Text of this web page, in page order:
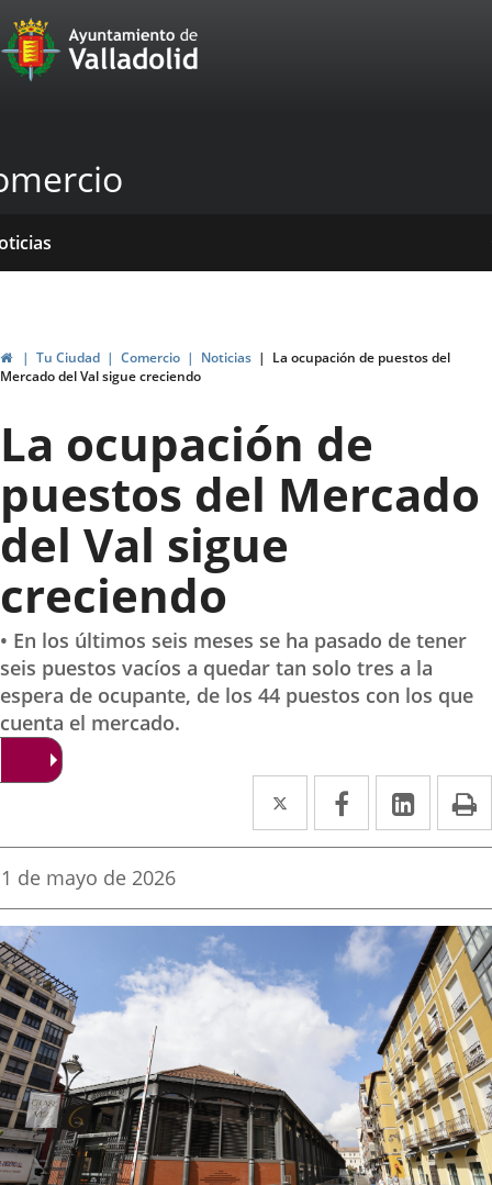
Portal
Web
Ayuntamiento
de
Valladolid
InicioTu Ciudad Comercio Noticias
La ocupación de puestos del
Mercado del Val sigue creciendo
La ocupación de
puestos del Mercado
del Val sigue
creciendo
• En los últimos seis meses se ha pasado de tener
seis puestos vacíos a quedar tan solo tres a la
espera de ocupante, de los 44 puestos con los que
cuenta el mercado.
Twitter
Enlace
a
aplicación
externa.
Facebook
Enlace
a
aplicación
externa.
Enlace
a
Fecha
la
noticia
1 de mayo de 2026